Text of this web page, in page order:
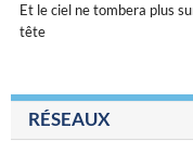
Et le ciel ne tombera plus
tête
RÉSEAUX